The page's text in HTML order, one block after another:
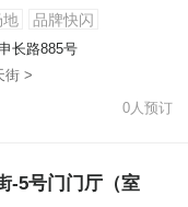
地 品牌快闪
长路885号
街 >
0人预订
-5号门门厅（室